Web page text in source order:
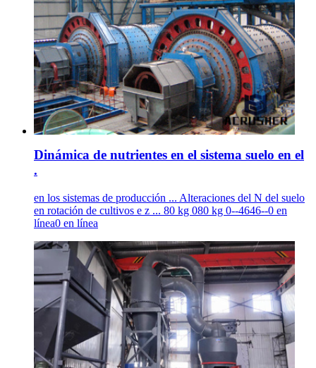
Dinámica de nutrientes en el sistema suelo en el
.
en los sistemas de producción ... Alteraciones del N del suelo
en rotación de cultivos e z ... 80 kg 080 kg 0--4646--0 en
línea0 en línea